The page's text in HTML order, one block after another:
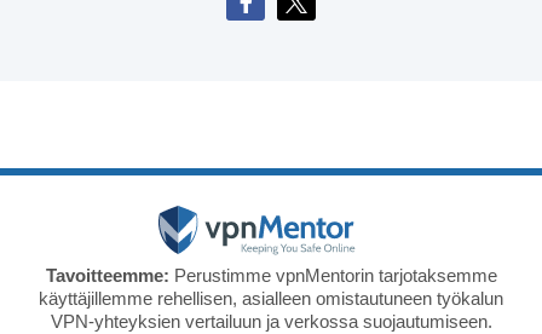
Tavoitteemme: Perustimme vpnMentorin tarjotaksemme
käyttäjillemme rehellisen, asialleen omistautuneen työkalun
VPN-yhteyksien vertailuun ja verkossa suojautumiseen.